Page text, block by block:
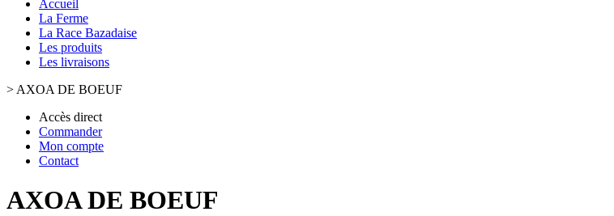
Accueil
La Ferme
La Race Bazadaise
Les produits
Les livraisons
> AXOA DE BOEUF
Accès direct
Commander
Mon compte
Contact
AXOA DE BOEUF